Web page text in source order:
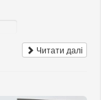
Читати далі